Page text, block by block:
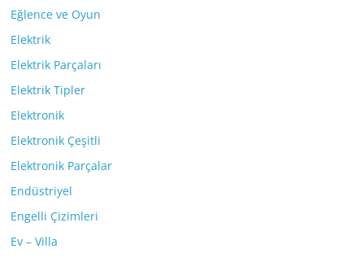
Eğlence ve Oyun
Elektrik
Elektrik Parçaları
Elektrik Tipler
Elektronik
Elektronik Çeşitli
Elektronik Parçalar
Endüstriyel
Engelli Çizimleri
Ev – Villa